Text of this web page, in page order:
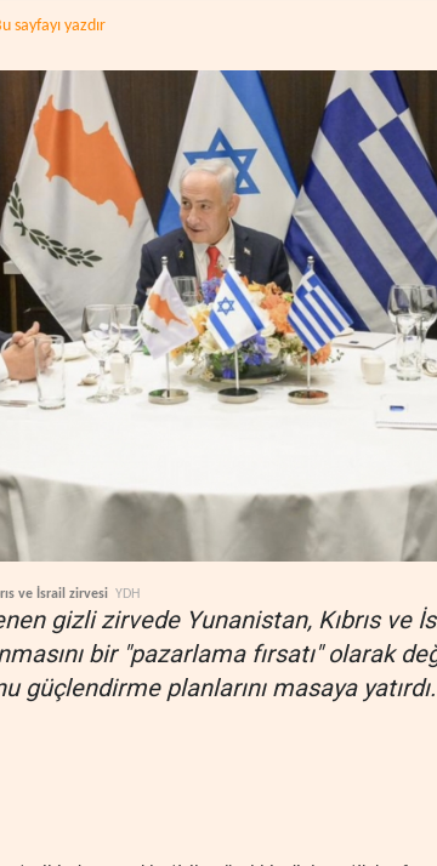
sayfayı yazdır
ve İsrail zirvesi YDH
gizli zirvede Yunanistan, Kıbrıs ve
bir "pazarlama fırsatı" olarak
güçlendirme planlarını masaya yatırdı.